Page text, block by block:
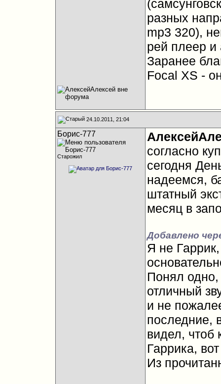
разных
mp3 320),
рей плеер
Заранее
Focal XS -
24.10.2011, 21:04
Борис-777
Старожил
согласно
сегодня
надеемся,
штатный
месяц в
Добавлено
Я не
Понял одно,
отличный
и не
последние,
видел, чтоб
Гаррика,
Из